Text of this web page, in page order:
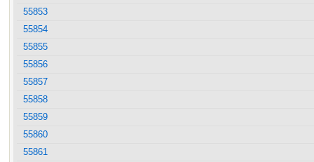
55853
55854
55855
55856
55857
55858
55859
55860
55861